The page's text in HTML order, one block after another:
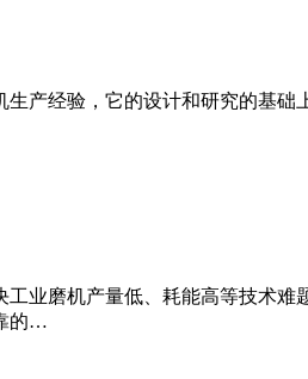
产经验，它的设计和研究的基
业磨机产量低、耗能高等技术
的…